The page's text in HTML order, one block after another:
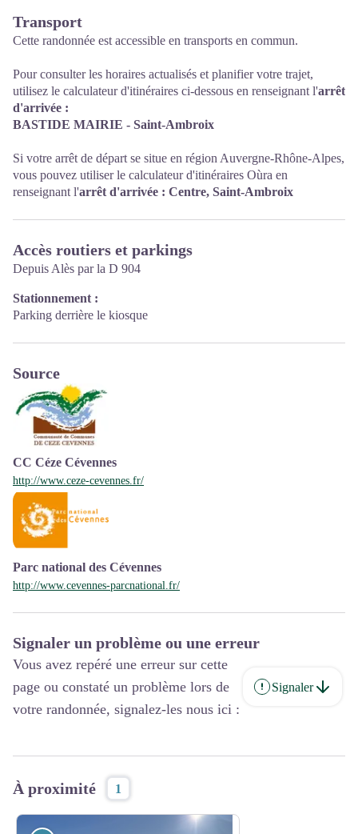
Ouvert toute l'année (se renseigner pour les jours et horaires
d'ouverture en période hivernale)
Transport
Cette randonnée est accessible en transports en commun.
Pour consulter les horaires actualisés et planifier votre trajet,
utilisez le calculateur d'itinéraires ci-dessous en renseignant l'arrêt
d'arrivée :
BASTIDE MAIRIE - Saint-Ambroix
Si votre arrêt de départ se situe en région Auvergne-Rhône-Alpes,
vous pouvez utiliser le calculateur d'itinéraires Oùra en
renseignant l'arrêt d'arrivée : Centre, Saint-Ambroix
Accès routiers et parkings
Depuis Alès par la D 904
Stationnement :
Parking derrière le kiosque
Source
CC Céze Cévennes
http://www.ceze-cevennes.fr/
Parc national des Cévennes
http://www.cevennes-parcnational.fr/
Signaler un problème ou une erreur
Vous avez repéré une erreur sur cette
page ou constaté un problème lors de
votre randonnée, signalez-les nous ici :
Signaler
À proximité 1